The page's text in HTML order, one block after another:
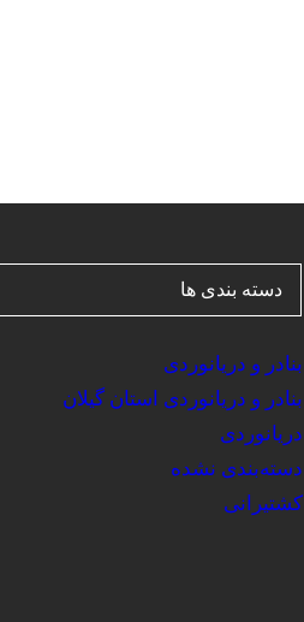
دسته بندی ها
بنادر و دریانوردی
بنادر و دریانوردی استان گیلان
دریانوردی
دسته‌بندی نشده
کشتیرانی